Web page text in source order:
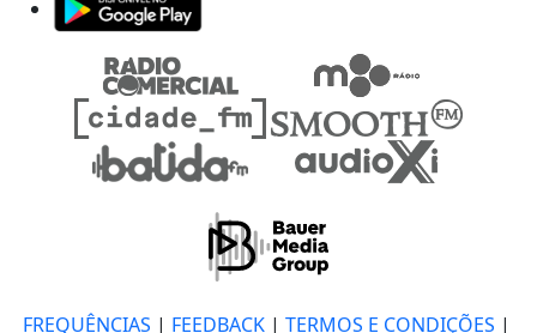
FREQUÊNCIAS | FEEDBACK| TERMOS E CONDIÇÕES |